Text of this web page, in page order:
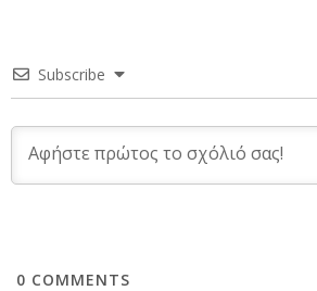
Subscribe
0 COMMENTS